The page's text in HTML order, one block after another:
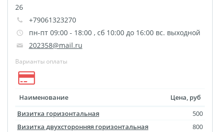
26
+79061323270
пн-пт 09:00 - 18:00 , сб 10:00 до 16:00 вс. выходной
202358@mail.ru
Варианты оплаты
Наименование
Цена, руб
Визитка горизонтальная
500
Визитка двухсторонняя горизонтальная
800